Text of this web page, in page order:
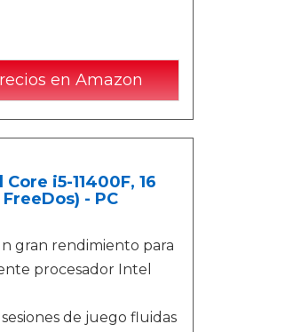
en Amazon
i5-11400F, 16
- PC
gran rendimiento para
procesador Intel
de juego fluidas